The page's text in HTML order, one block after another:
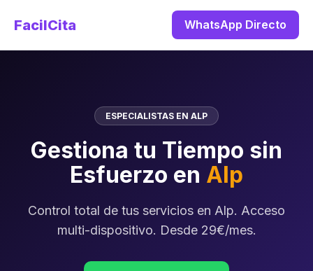
FacilCita WhatsApp Directo
ESPECIALISTAS EN ALP
Gestiona tu Tiempo sin
Esfuerzo en Alp
Control total de tus servicios en Alp. Acceso
multi-dispositivo. Desde 29€/mes.